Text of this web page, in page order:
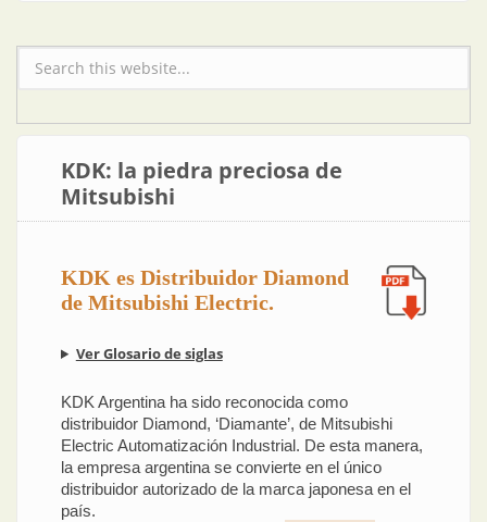
Formulario de búsqueda
KDK: la piedra preciosa de
Mitsubishi
KDK es Distribuidor Diamond
de Mitsubishi Electric.
Ver Glosario de siglas
KDK Argentina ha sido reconocida como
distribuidor Diamond, ‘Diamante’, de Mitsubishi
Electric Automatización Industrial. De esta manera,
la empresa argentina se convierte en el único
distribuidor autorizado de la marca japonesa en el
país.